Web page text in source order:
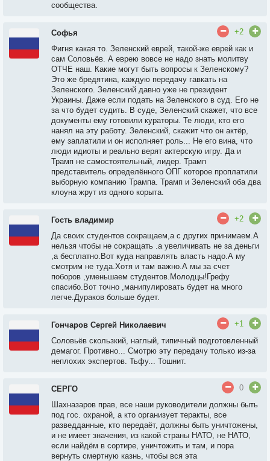
сообщества.
Софья
+2
Фигня какая то. Зеленский еврей, такой-же еврей как и
сам Соловьёв. А еврею вовсе не надо знать молитву
ОТЧЕ наш. Какие могут быть вопросы к Зеленскому?
Это же бредятина, каждую передачу гавкать на
Зеленского. Зеленский давно уже не президент
Украины. Даже если подать на Зеленского в суд. Его не
за что будет судить. В суде, Зеленский скажет, что все
документы ему готовили кураторы. Те люди, кто его
нанял на эту работу. Зеленский, скажит что он актёр,
ему заплатили и он исполняет роль... Не его вина, что
люди идиоты и реально верят актерскую игру. Да и
Трамп не самостоятельный, лидер. Трамп
представитель определённого ОПГ которое проплатили
выборную компанию Трампа. Трамп и Зеленский оба два
клоуна жрут из одного корыта.
Гость владимир
+2
Да своих студентов сокращаем,а с других принимаем.А
нельзя чтобы не сокращать .а увеличивать не за деньги
,а бесплатно.Вот куда направлять власть надо.А му
смотрим не туда.Хотя и там важно.А мы за счет
поборов ,уменьшаем студентов.Молодцы!Грефу
спасибо.Вот точно ,манипулировать будет на много
легче.Дураков больше будет.
Гончаров Сергей Николаевич
+1
Соловьёв скользкий, наглый, типичный подготовленный
демагог. Противно... Смотрю эту передачу только из-за
неплохих экспертов. Тьфу... Тошнит.
СЕРГО
0
Шахназаров прав, все наши руководители должны быть
под гос. охраной, а кто организует теракты, все
разведданные, кто передаёт, должны быть уничтожены,
и не имеет значения, из какой страны НАТО, не НАТО,
если найдём в сортире, уничтожить и там, и пора
вернуть смертную казнь, чтобы вся эта